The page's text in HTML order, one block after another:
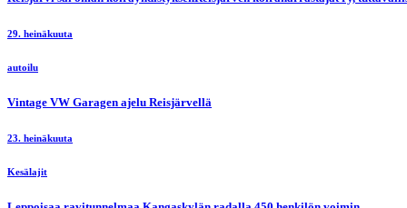
29. heinäkuuta
autoilu
Vintage VW Garagen ajelu Reisjärvellä
23. heinäkuuta
Kesälajit